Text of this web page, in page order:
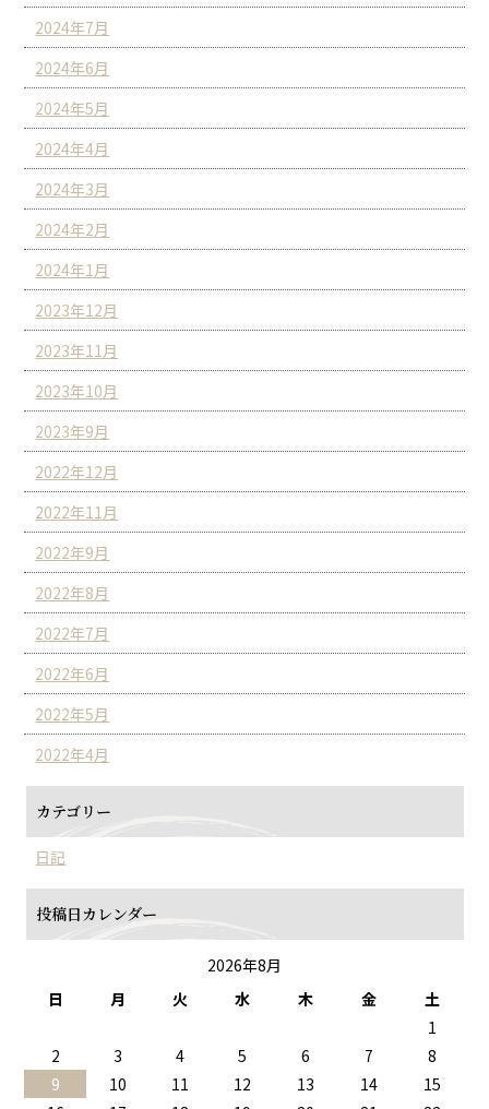
2024年7月
2024年6月
2024年5月
2024年4月
2024年3月
2024年2月
2024年1月
2023年12月
2023年11月
2023年10月
2023年9月
2022年12月
2022年11月
2022年9月
2022年8月
2022年7月
2022年6月
2022年5月
2022年4月
カテゴリー
日記
投稿日カレンダー
2026年8月
日
月 火 水 木 金
土
1
2
3 4 5 6 7
8
9
10 11 12 13 14
15